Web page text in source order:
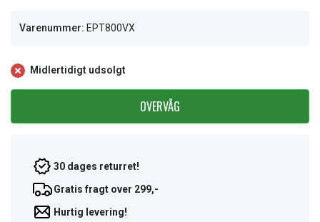
Varenummer: EPT800VX
Midlertidigt udsolgt
OVERVÅG
30 dages returret!
Gratis fragt over 299,-
Hurtig levering!